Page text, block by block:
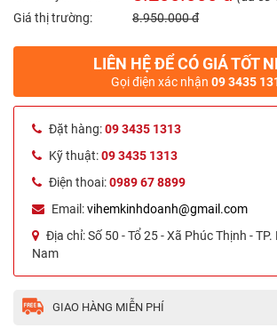
Giá thị trường:
8.950.000 đ
LIÊN HỆ ĐỂ CÓ GIÁ TỐT
Gọi điện xác nhận 09 3435
Đặt hàng:09 3435 1313
Kỹ thuật:09 3435 1313
Điện thoai:0989 67 8899
Email:vihemkinhdoanh@gmail.com
Địa chỉ:Số 50 - Tổ 25 - Xã Phúc Thịnh - TP.
Nam
GIAO HÀNG MIỄN PHÍ